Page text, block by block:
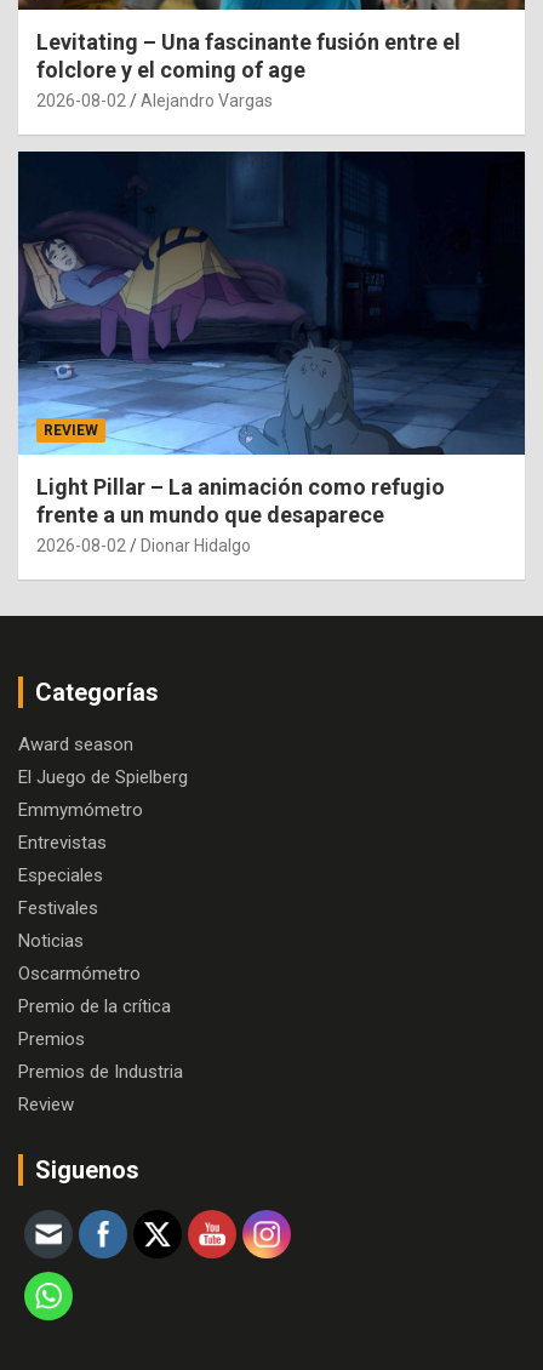
Levitating – Una fascinante fusión entre el
folclore y el coming of age
2026-08-02 Alejandro Vargas
REVIEW
Light Pillar – La animación como refugio
frente a un mundo que desaparece
2026-08-02 Dionar Hidalgo
Categorías
Award season
El Juego de Spielberg
Emmymómetro
Entrevistas
Especiales
Festivales
Noticias
Oscarmómetro
Premio de la crítica
Premios
Premios de Industria
Review
Siguenos